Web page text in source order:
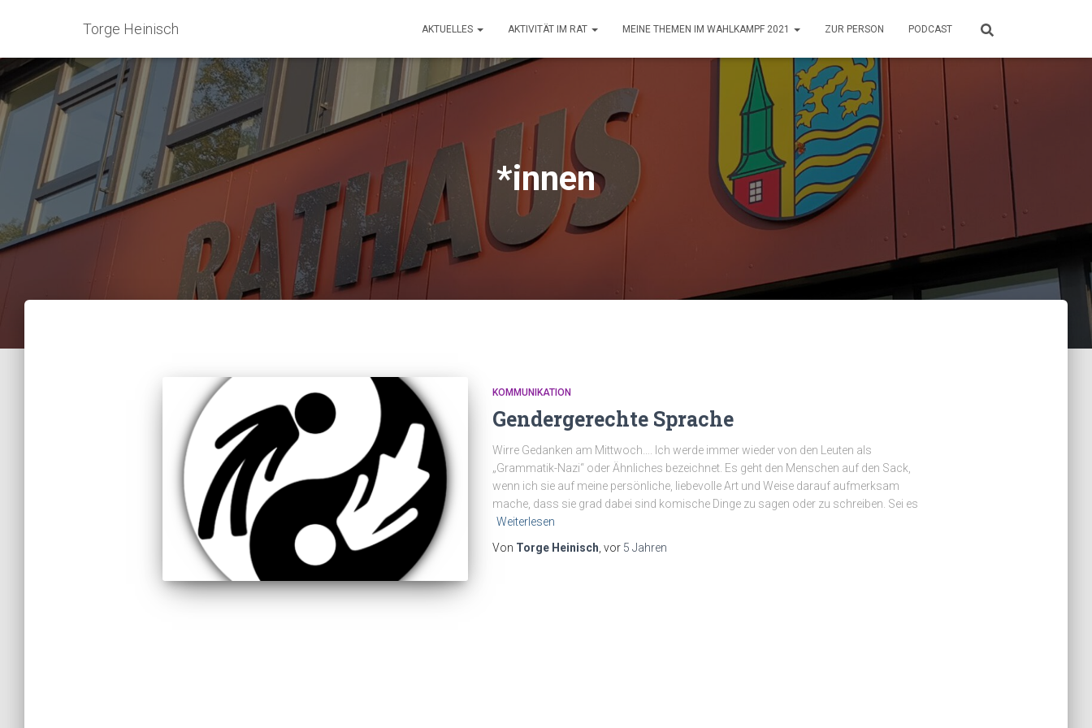
Torge Heinisch AKTUELLES AKTIVITÄT IM RAT MEINE THEMEN IM WAHLKAMPF 2021 ZUR PERSON PODCAST
*innen
KOMMUNIKATION
Gendergerechte Sprache
Wirre Gedanken am Mittwoch…. Ich werde immer wieder von den Leuten als
„Grammatik-Nazi“ oder Ähnliches bezeichnet. Es geht den Menschen auf den Sack,
wenn ich sie auf meine persönliche, liebevolle Art und Weise darauf aufmerksam
mache, dass sie grad dabei sind komische Dinge zu sagen oder zu schreiben. Sei es
Weiterlesen
Von Torge Heinisch , vor 5 Jahren